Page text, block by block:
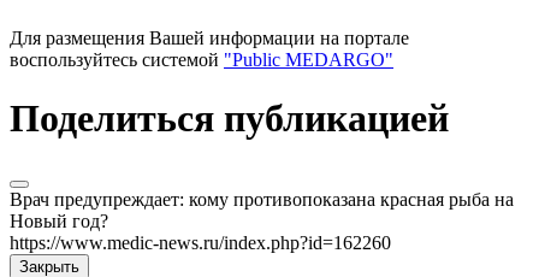
Для размещения Вашей информации на портале
воспользуйтесь системой "Public MEDARGO"
Поделиться публикацией
Врач предупреждает: кому противопоказана красная рыба на
Новый год?
https://www.medic-news.ru/index.php?id=162260
Закрыть